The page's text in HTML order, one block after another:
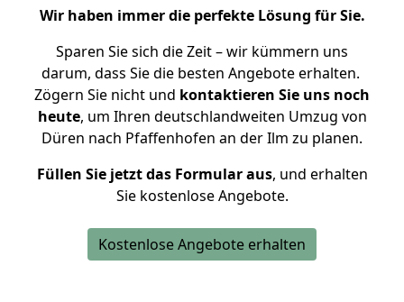
Wir haben immer die perfekte Lösung für Sie.
Sparen Sie sich die Zeit – wir kümmern uns
darum, dass Sie die besten Angebote erhalten.
Zögern Sie nicht und kontaktieren Sie uns noch
heute, um Ihren deutschlandweiten Umzug von
Düren nach Pfaffenhofen an der Ilm zu planen.
Füllen Sie jetzt das Formular aus, und erhalten
Sie kostenlose Angebote.
Kostenlose Angebote erhalten